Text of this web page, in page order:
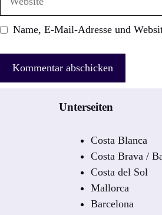
Name, E-Mail-Adresse und
Unterseiten
Costa Blanca
Costa Brava /
Costa del Sol
Mallorca
Barcelona